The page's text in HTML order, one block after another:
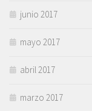
junio 2017
mayo 2017
abril 2017
marzo 2017